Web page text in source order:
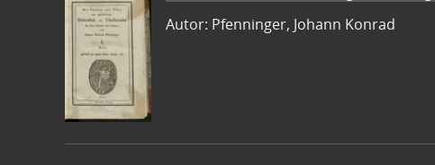
Autor: Pfenninger, Johann Konrad